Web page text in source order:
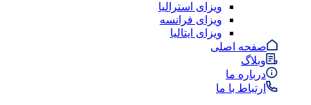
ویزای استرالیا
ویزای فرانسه
ویزای ایتالیا
صفحه اصلی
وبلاگ
درباره ما
ارتباط با ما